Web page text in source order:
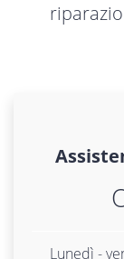
Lunedì -